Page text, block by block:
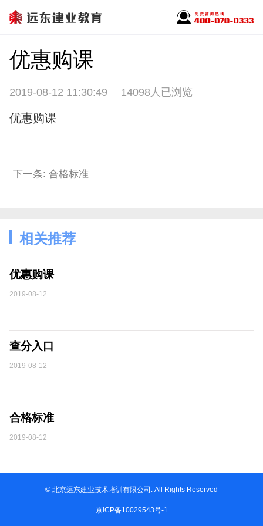
优惠购课
2019-08-12 11:30:49 14098人已浏览
优惠购课
下一条: 合格标准
相关推荐
优惠购课
2019-08-12
查分入口
2019-08-12
合格标准
2019-08-12
© 北京远东建业技术培训有限公司. All Rights Reserved
京ICP备10029543号-1